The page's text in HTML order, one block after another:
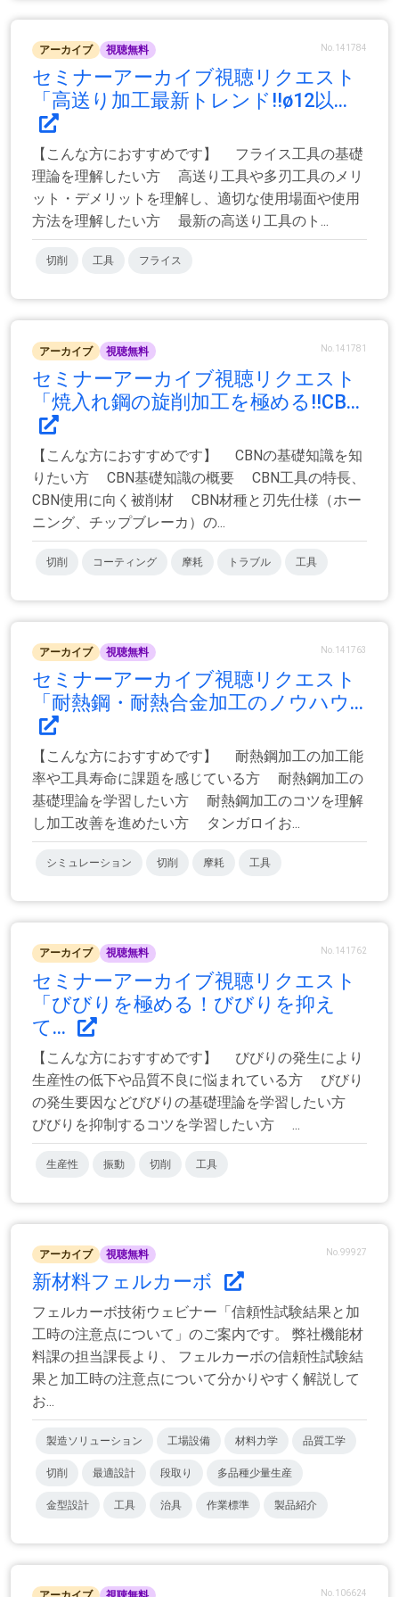
アーカイブ 視聴無料 No.141784
セミナーアーカイブ視聴リクエスト
「高送り加工最新トレンド!!ø12以...
【こんな方におすすめです】 フライス工具の基礎
理論を理解したい方 高送り工具や多刃工具のメリ
ット・デメリットを理解し、適切な使用場面や使用
方法を理解したい方 最新の高送り工具のト...
切削 工具 フライス
アーカイブ 視聴無料 No.141781
セミナーアーカイブ視聴リクエスト
「焼入れ鋼の旋削加工を極める!!CB...
【こんな方におすすめです】 CBNの基礎知識を知
りたい方 CBN基礎知識の概要 CBN工具の特長、
CBN使用に向く被削材 CBN材種と刃先仕様（ホー
ニング、チップブレーカ）の...
切削 コーティング 摩耗 トラブル 工具
アーカイブ 視聴無料 No.141763
セミナーアーカイブ視聴リクエスト
「耐熱鋼・耐熱合金加工のノウハウ...
【こんな方におすすめです】 耐熱鋼加工の加工能
率や工具寿命に課題を感じている方 耐熱鋼加工の
基礎理論を学習したい方 耐熱鋼加工のコツを理解
し加工改善を進めたい方 タンガロイお...
シミュレーション 切削 摩耗 工具
アーカイブ 視聴無料 No.141762
セミナーアーカイブ視聴リクエスト
「びびりを極める！びびりを抑え
て...
【こんな方におすすめです】 びびりの発生により
生産性の低下や品質不良に悩まれている方 びびり
の発生要因などびびりの基礎理論を学習したい方
びびりを抑制するコツを学習したい方 ...
生産性 振動 切削 工具
アーカイブ 視聴無料 No.99927
新材料フェルカーボ
フェルカーボ技術ウェビナー「信頼性試験結果と加
工時の注意点について」のご案内です。 弊社機能材
料課の担当課長より、 フェルカーボの信頼性試験結
果と加工時の注意点について分かりやすく解説して
お...
製造ソリューション 工場設備 材料力学 品質工学
切削 最適設計 段取り 多品種少量生産
金型設計 工具 治具 作業標準 製品紹介
No.106624